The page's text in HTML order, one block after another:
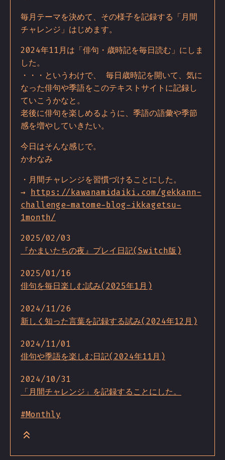
毎月テーマを決めて、その様子を記録する「月間
チャレンジ」はじめます。
2024年11月は「俳句・歳時記を毎日読む」にしま
した。
・・・というわけで、 毎日歳時記を開いて、気に
なった俳句や季語をこのテキストサイトに記録し
ていこうかなと。
老後に俳句を楽しめるように、季語の語彙や季節
感を増やしていきたい。
今日はそんな感じで。
かわなみ
・月間チャレンジを習慣づけることにした。
→ https://kawanamidaiki.com/gekkann-
challenge-matome-blog-ikkagetsu-
1month/
2025/02/03
『かまいたちの夜』プレイ日記(Switch版)
2025/01/16
俳句を毎日楽しむ試み(2025年1月)
2024/11/26
新しく知った言葉を記録する試み(2024年12月)
2024/11/01
俳句や季語を楽しむ日記(2024年11月)
2024/10/31
「月間チャレンジ」を記録することにした。
#Monthly